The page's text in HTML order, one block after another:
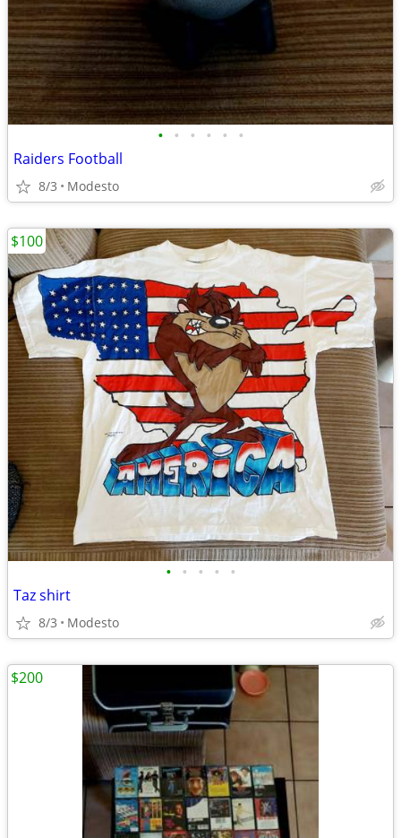
• • • • • •
Raiders Football
8/3 Modesto
• • • • •
Taz shirt
8/3 Modesto
$100
$200